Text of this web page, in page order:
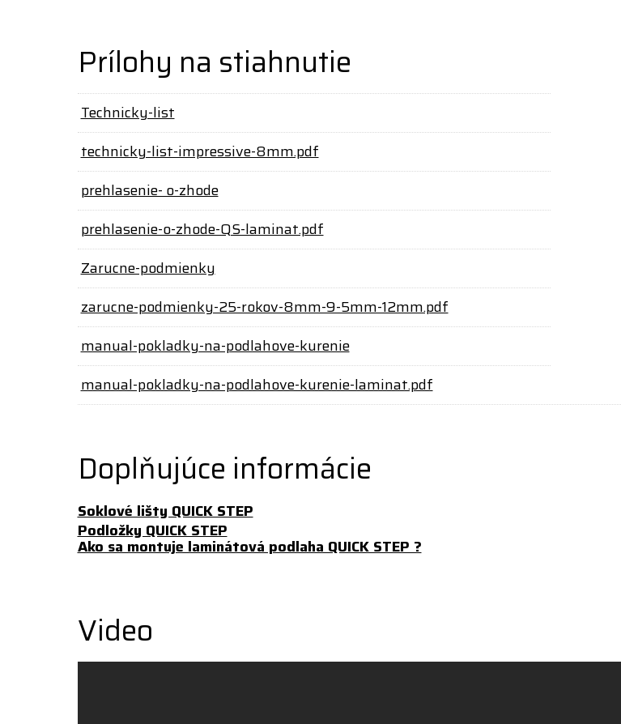
Prílohy na stiahnutie
Technicky-list
technicky-list-impressive-8mm.pdf
prehlasenie- o-zhode
prehlasenie-o-zhode-QS-laminat.pdf
Zarucne-podmienky
zarucne-podmienky-25-rokov-8mm-9-5mm-12mm.pdf
manual-pokladky-na-podlahove-kurenie
manual-pokladky-na-podlahove-kurenie-laminat.pdf
Doplňujúce informácie
Soklové lišty QUICK STEP
Podložky QUICK STEP
Ako sa montuje laminátová podlaha QUICK STEP ?
Video